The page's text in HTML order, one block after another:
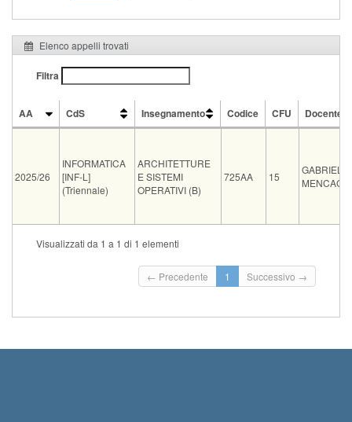
Elenco appelli trovati
Filtra
AA CdS Insegnamento Codice CFU
Docente
2025/26
INFORMATICA
[INF-L]
(Triennale)
ARCHITETTURE
E SISTEMI
OPERATIVI (B)
725AA 15
GABRIELE
MENCAGLI
Data e ora Sede Note
Gli studenti che hanno ottenuto l'esonero dalla
prova...Leggi tutto
1
Visualizzati da 1 a 1 di 1 elementi
← Precedente 1 Successivo →